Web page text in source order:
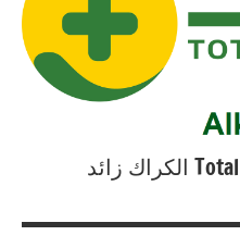
Total Security 360 11.0.0.1314 الكراك زائد